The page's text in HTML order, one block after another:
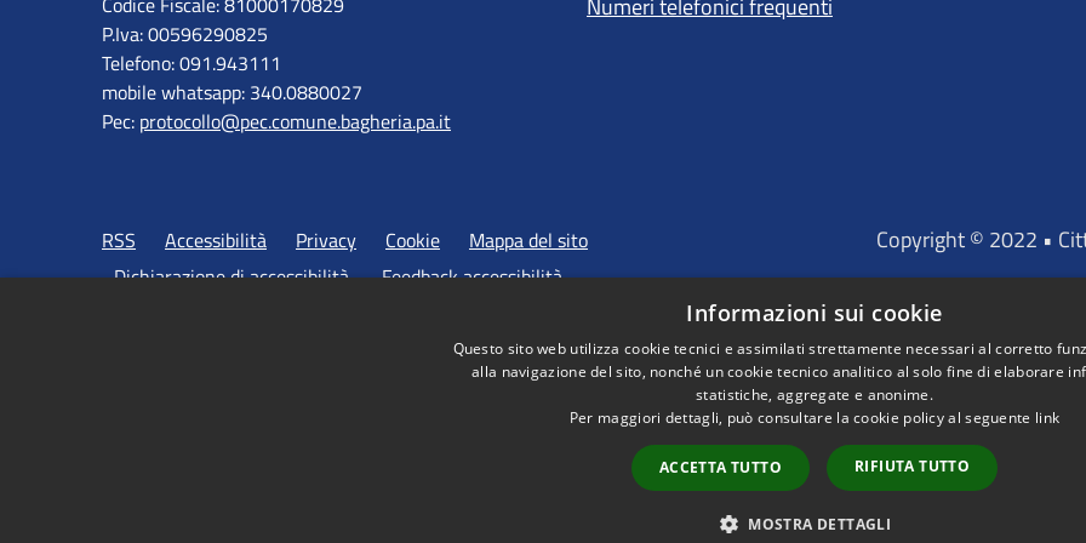
P.Iva: 00596290825
Telefono: 091.943111
mobile whatsapp: 340.0880027
Pec: protocollo@pec.comune.bagheria.pa.it
Numeri telefonici frequenti
RSS Accessibilità Privacy Cookie
Mappa del sito
Dichiarazione di accessibilità
Feedback accessibilità
Copyright © 2022 •
"Portale
D'INVESTIMENTO
Informazioni sui cookie
Questo sito web utilizza cookie tecnici e assimilati strettamente necessari al corretto
alla navigazione del sito, nonché un cookie tecnico analitico al solo fine di elaborare
statistiche, aggregate e anonime.
Per maggiori dettagli, può consultare la cookie policy al seguente link
ACCETTA TUTTO RIFIUTA TUTTO
MOSTRA DETTAGLI